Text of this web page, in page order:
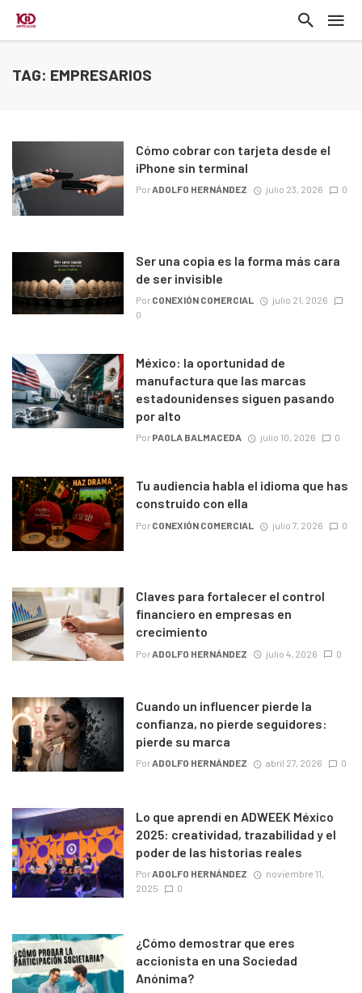
TAG: EMPRESARIOS
Cómo cobrar con tarjeta desde el
iPhone sin terminal
PorADOLFO HERNÁNDEZ julio 23, 2026 0
Ser una copia es la forma más cara
de ser invisible
Por CONEXIÓN COMERCIAL
julio 21, 2026
0
México: la oportunidad de
manufactura que las marcas
estadounidenses siguen pasando
por alto
Por PAOLA BALMACEDA julio 10, 2026 0
Tu audiencia habla el idioma que has
construido con ella
Por CONEXIÓN COMERCIAL julio 7, 2026 0
Claves para fortalecer el control
financiero en empresas en
crecimiento
Por ADOLFO HERNÁNDEZ julio 4, 2026 0
Cuando un influencer pierde la
confianza, no pierde seguidores:
pierde su marca
PorADOLFO HERNÁNDEZ abril 27, 2026 0
Lo que aprendí en ADWEEK México
2025: creatividad, trazabilidad y el
poder de las historias reales
PorADOLFO HERNÁNDEZ
noviembre 11,
2025
0
¿Cómo demostrar que eres
accionista en una Sociedad
Anónima?